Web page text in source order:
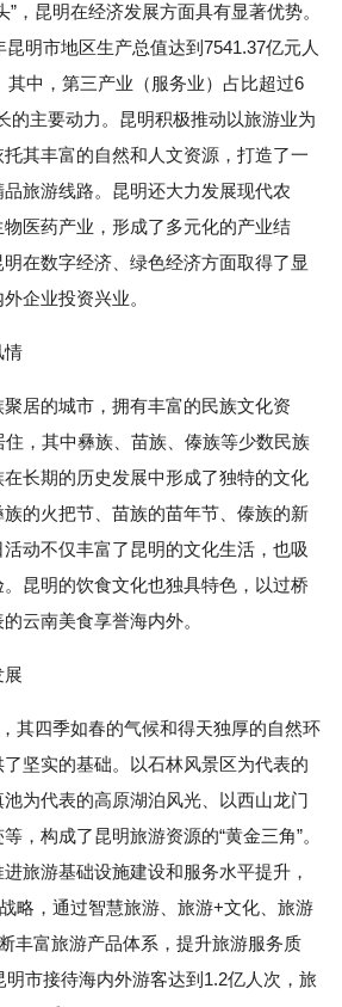
”，昆明在经济发展方面具有显著优势。
明市地区生产总值达到7541.37亿元人
其中，第三产业（服务业）占比超过6
的主要动力。昆明积极推动以旅游业为
其丰富的自然和人文资源，打造了一
旅游线路。昆明还大力发展现代农
医药产业，形成了多元化的产业结
在数字经济、绿色经济方面取得了显
企业投资兴业。
情
居的城市，拥有丰富的民族文化资
，其中彝族、苗族、傣族等少数民族
长期的历史发展中形成了独特的文化
的火把节、苗族的苗年节、傣族的新
动不仅丰富了昆明的文化生活，也吸
昆明的饮食文化也独具特色，以过桥
云南美食享誉海内外。
展
其四季如春的气候和得天独厚的自然环
坚实的基础。以石林风景区为代表的
为代表的高原湖泊风光、以西山龙门
，构成了昆明旅游资源的“黄金三角”。
旅游基础设施建设和服务水平提升，
略，通过智慧旅游、旅游+文化、旅游
丰富旅游产品体系，提升旅游服务质
市接待海内外游客达到1.2亿人次，旅